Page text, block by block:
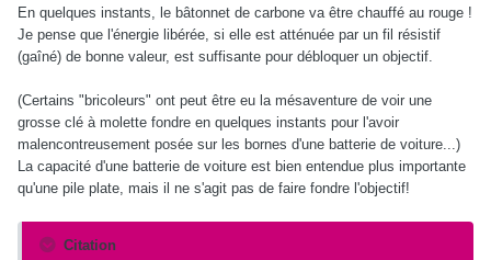
En quelques instants, le bâtonnet de carbone va être chauffé au rouge !
Je pense que l'énergie libérée, si elle est atténuée par un fil résistif
(gaîné) de bonne valeur, est suffisante pour débloquer un objectif.
(Certains "bricoleurs" ont peut être eu la mésaventure de voir une
grosse clé à molette fondre en quelques instants pour l'avoir
malencontreusement posée sur les bornes d'une batterie de voiture...)
La capacité d'une batterie de voiture est bien entendue plus importante
qu'une pile plate, mais il ne s'agit pas de faire fondre l'objectif!
Citation